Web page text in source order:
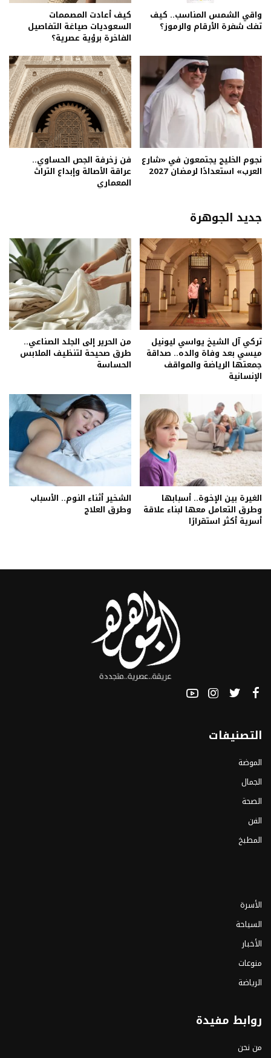
واقي الشمس المناسب.. كيف
تفك شفرة الأرقام والرموز؟
كيف أعادت المصممات
السعوديات صياغة التفاصيل
الفاخرة برؤية عصرية؟
نجوم الخليج يجتمعون في «شارع
العرب» استعدادًا لرمضان 2027
فن زخرفة الجص الحساوي..
عراقة الأصالة وإبداع التراث
المعماري
جديد الجوهرة
تركي آل الشيخ يواسي ليونيل
ميسي بعد وفاة والده.. صداقة
جمعتها الرياضة والمواقف
الإنسانية
من الحرير إلى الجلد الصناعي..
طرق صحيحة لتنظيف الملابس
الحساسة
الغيرة بين الإخوة.. أسبابها
وطرق التعامل معها لبناء علاقة
أسرية أكثر استقرارًا
الشخير أثناء النوم.. الأسباب
وطرق العلاج
التصنيفات
الموضة
الجمال
الصحة
الفن
المطبخ
الأسرة
السياحة
الأخبار
منوعات
الرياضة
روابط مفيدة
من نحن